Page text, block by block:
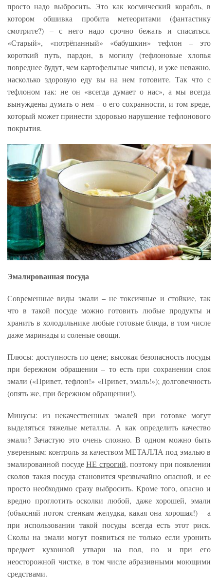
просто надо выбросить. Это как космический корабль, в
котором обшивка пробита метеоритами (фантастику
смотрите?) – с него надо срочно бежать и спасаться.
«Старый», «потрёпанный» «бабушкин» тефлон – это
короткий путь, пардон, в могилу (тефлоновые хлопья
повреднее будут, чем картофельные чипсы), и уже неважно,
насколько здоровую еду вы на нем готовите. Так что с
тефлоном так: не он «всегда думает о нас», а мы всегда
вынуждены думать о нем – о его сохранности, и том вреде,
который может принести здоровью нарушение тефлонового
покрытия.
Эмалированная посуда
Современные виды эмали – не токсичные и стойкие, так
что в такой посуде можно готовить любые продукты и
хранить в холодильнике любые готовые блюда, в том числе
даже маринады и соленые овощи.
Плюсы: доступность по цене; высокая безопасность посуды
при бережном обращении – то есть при сохранении слоя
эмали («Привет, тефлон!» «Привет, эмаль!»); долговечность
(опять же, при бережном обращении!).
Минусы: из некачественных эмалей при готовке могут
выделяться тяжелые металлы. А как определить качество
эмали? Зачастую это очень сложно. В одном можно быть
уверенным: контроль за качеством МЕТАЛЛА под эмалью в
эмалированной посудеНЕ строгий, поэтому при появлении
сколов такая посуда становится чрезвычайно опасной, и ее
просто необходимо сразу выбросить. Кроме того, опасно и
вредно проглотить осколки любой, даже хорошей, эмали
(объясняй потом стенкам желудка, какая она хорошая!) – а
при использовании такой посуды всегда есть этот риск.
Сколы на эмали могут появиться не только если уронить
предмет кухонной утвари на пол, но и при его
неосторожной чистке, в том числе абразивными моющими
средствами.